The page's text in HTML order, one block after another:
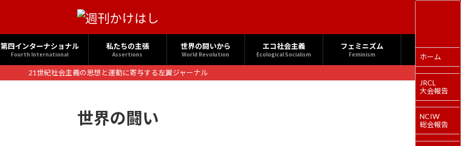
第四インターナショナル
Fourth International
私たちの主張
Assertions
世界の闘いから
World Revolution
エコ社会主義
Ecological Socialism
フェミニズム
Feminism
21世紀社会主義の思想と運動に寄与する左翼ジャーナル
世界の闘い
ホーム
JRCL
大会報告
NCIW
総会報告